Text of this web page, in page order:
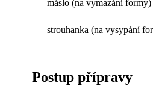
máslo (na vymazání formy)
strouhanka (na vysypání
Postup přípravy